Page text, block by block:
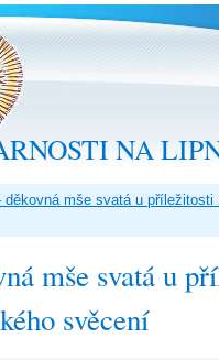
NA
děkovná mše svatá u příležitosti
mše svatá u
svěcení